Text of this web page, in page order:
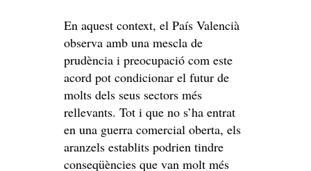
En aquest context, el País Valencià
observa amb una mescla de
prudència i preocupació com este
acord pot condicionar el futur de
molts dels seus sectors més
rellevants. Tot i que no s’ha entrat
en una guerra comercial oberta, els
aranzels establits podrien tindre
conseqüències que van molt més